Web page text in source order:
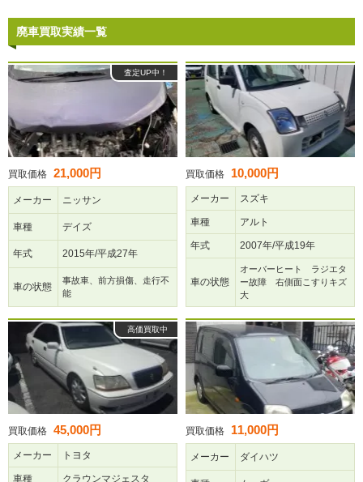
廃車買取実績一覧
査定UP中！
買取価格 21,000円
メーカー ニッサン
車種 デイズ
年式 2015年/平成27年
車の状態
事故車、前方損傷、走行不
能
買取価格 10,000円
メーカー スズキ
車種 アルト
年式 2007年/平成19年
車の状態
オーバーヒート ラジエタ
ー故障 右側面こすりキズ
大
高価買取中
買取価格 45,000円
メーカー トヨタ
車種 クラウンマジェスタ
買取価格 11,000円
メーカー ダイハツ